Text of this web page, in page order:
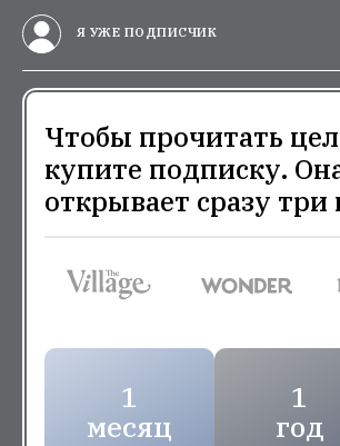
Я УЖЕ ПОДПИСЧИК
Чтобы прочитать
купите подписку.
открывает сразу три
1
месяц
1
год